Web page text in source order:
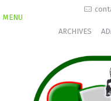
ARCHIVES
MENU